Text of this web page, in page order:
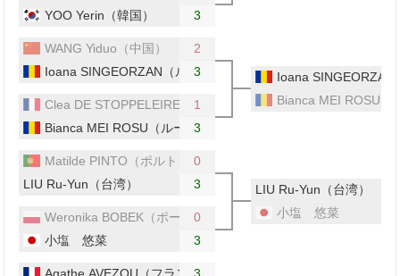
YOO Yerin（韓国）
3
WANG Yiduo（中国）
2
Ioana SINGEORZAN（ルーマニア）
3
Clea DE STOPPELEIRE（フランス）
1
Bianca MEI ROSU（ルーマニア）
3
Matilde PINTO（ポルトガル）
0
LIU Ru-Yun（台湾）
3
Weronika BOBEK（ポーランド）
0
小塩 悠菜
3
Ioana SINGEORZAN
Bianca MEI ROSU（
LIU Ru-Yun（台湾）
小塩 悠菜